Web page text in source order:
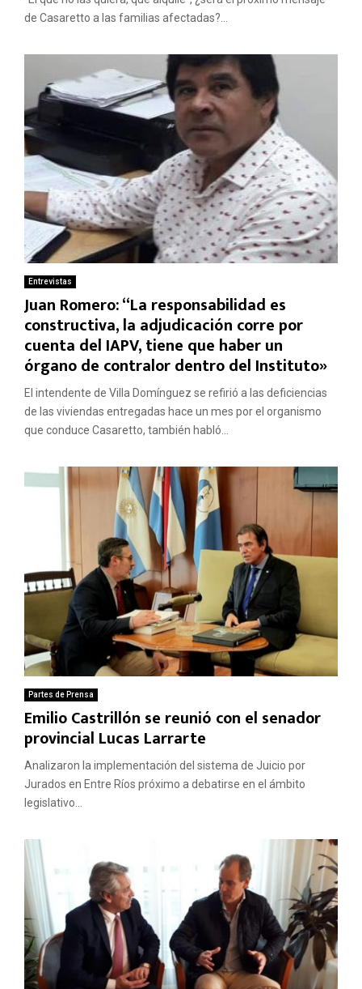
de Casaretto a las familias afectadas?...
Entrevistas
Juan Romero: “La responsabilidad es
constructiva, la adjudicación corre por
cuenta del IAPV, tiene que haber un
órgano de contralor dentro del Instituto»
El intendente de Villa Domínguez se refirió a las deficiencias
de las viviendas entregadas hace un mes por el organismo
que conduce Casaretto, también habló...
Partes de Prensa
Emilio Castrillón se reunió con el senador
provincial Lucas Larrarte
Analizaron la implementación del sistema de Juicio por
Jurados en Entre Ríos próximo a debatirse en el ámbito
legislativo...